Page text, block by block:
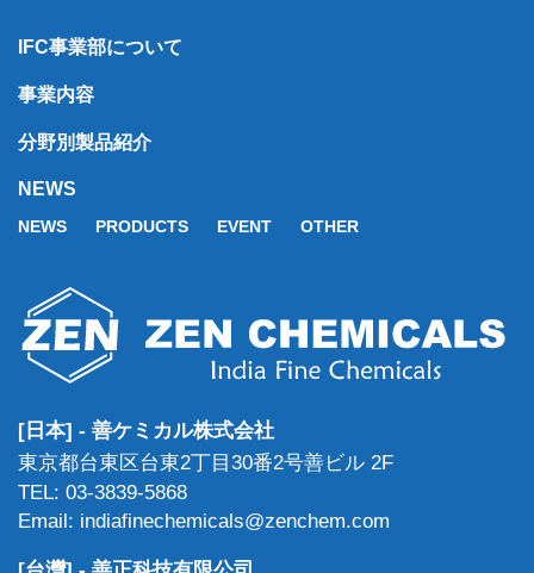
IFC事業部について
事業内容
分野別製品紹介
NEWS
NEWS PRODUCTS EVENT OTHER
[日本] - 善ケミカル株式会社
東京都台東区台東2丁目30番2号善ビル 2F
TEL: 03-3839-5868
Email: indiafinechemicals@zenchem.com